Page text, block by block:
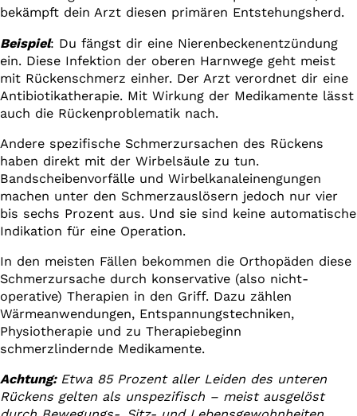
bekämpft dein Arzt diesen primären Entstehungsherd.
Beispiel: Du fängst dir eine Nierenbeckenentzündung
ein. Diese Infektion der oberen Harnwege geht meist
mit Rückenschmerz einher. Der Arzt verordnet dir eine
Antibiotikatherapie. Mit Wirkung der Medikamente lässt
auch die Rückenproblematik nach.
Andere spezifische Schmerzursachen des Rückens
haben direkt mit der Wirbelsäule zu tun.
Bandscheibenvorfälle und Wirbelkanaleinengungen
machen unter den Schmerzauslösern jedoch nur vier
bis sechs Prozent aus. Und sie sind keine automatische
Indikation für eine Operation.
In den meisten Fällen bekommen die Orthopäden diese
Schmerzursache durch konservative (also nicht-
operative) Therapien in den Griff. Dazu zählen
Wärmeanwendungen, Entspannungstechniken,
Physiotherapie und zu Therapiebeginn
schmerzlindernde Medikamente.
Achtung: Etwa 85 Prozent aller Leiden des unteren
Rückens gelten als unspezifisch – meist ausgelöst